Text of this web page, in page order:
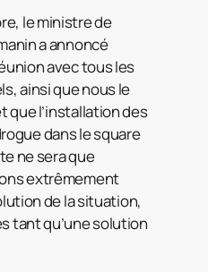
le ministre de
a annoncé
avec tous les
ainsi que nous le
que l’installation des
dans le square
ne sera que
extrêmement
de la situation,
tant qu’une solution